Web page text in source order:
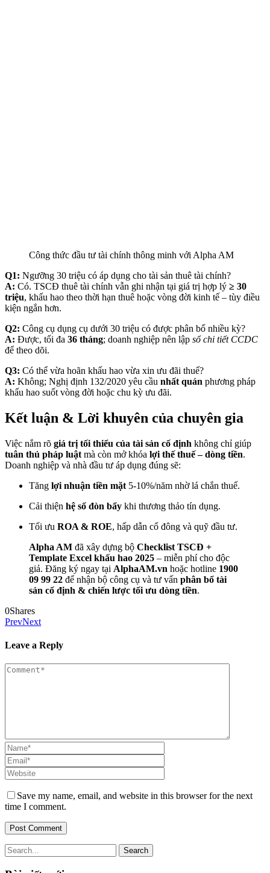
Công thức đầu tư tài chính thông minh với Alpha AM
Q1: Ngưỡng 30 triệu có áp dụng cho tài sản thuê tài chính?
A: Có. TSCĐ thuê tài chính vẫn ghi nhận tại giá trị hợp lý ≥ 30
triệu, khấu hao theo thời hạn thuê hoặc vòng đời kinh tế – tùy điều
kiện ngắn hơn.
Q2: Công cụ dụng cụ dưới 30 triệu có được phân bổ nhiều kỳ?
A: Được, tối đa 36 tháng; doanh nghiệp nên lập sổ chi tiết CCDC
để theo dõi.
Q3: Có thể vừa hoãn khấu hao vừa xin ưu đãi thuế?
A: Không; Nghị định 132/2020 yêu cầu nhất quán phương pháp
khấu hao suốt vòng đời hoặc chu kỳ ưu đãi.
Kết luận & Lời khuyên của chuyên gia
Việc nắm rõ giá trị tối thiểu của tài sản cố định không chỉ giúp
tuân thủ pháp luật mà còn mở khóa lợi thế thuế – dòng tiền.
Doanh nghiệp và nhà đầu tư áp dụng đúng sẽ:
Tăng lợi nhuận tiền mặt 5-10%/năm nhờ lá chắn thuế.
Cải thiện hệ số đòn bẩy khi thương thảo tín dụng.
Tối ưu ROA & ROE, hấp dẫn cổ đông và quỹ đầu tư.
Alpha AM đã xây dựng bộ Checklist TSCĐ +
Template Excel khấu hao 2025 – miễn phí cho độc
giả. Đăng ký ngay tại AlphaAM.vn hoặc hotline 1900
09 99 22 để nhận bộ công cụ và tư vấn phân bổ tài
sản cố định & chiến lược tối ưu dòng tiền.
0Shares
PrevNext
Leave a Reply
Save my name, email, and website in this browser for the next
time I comment.